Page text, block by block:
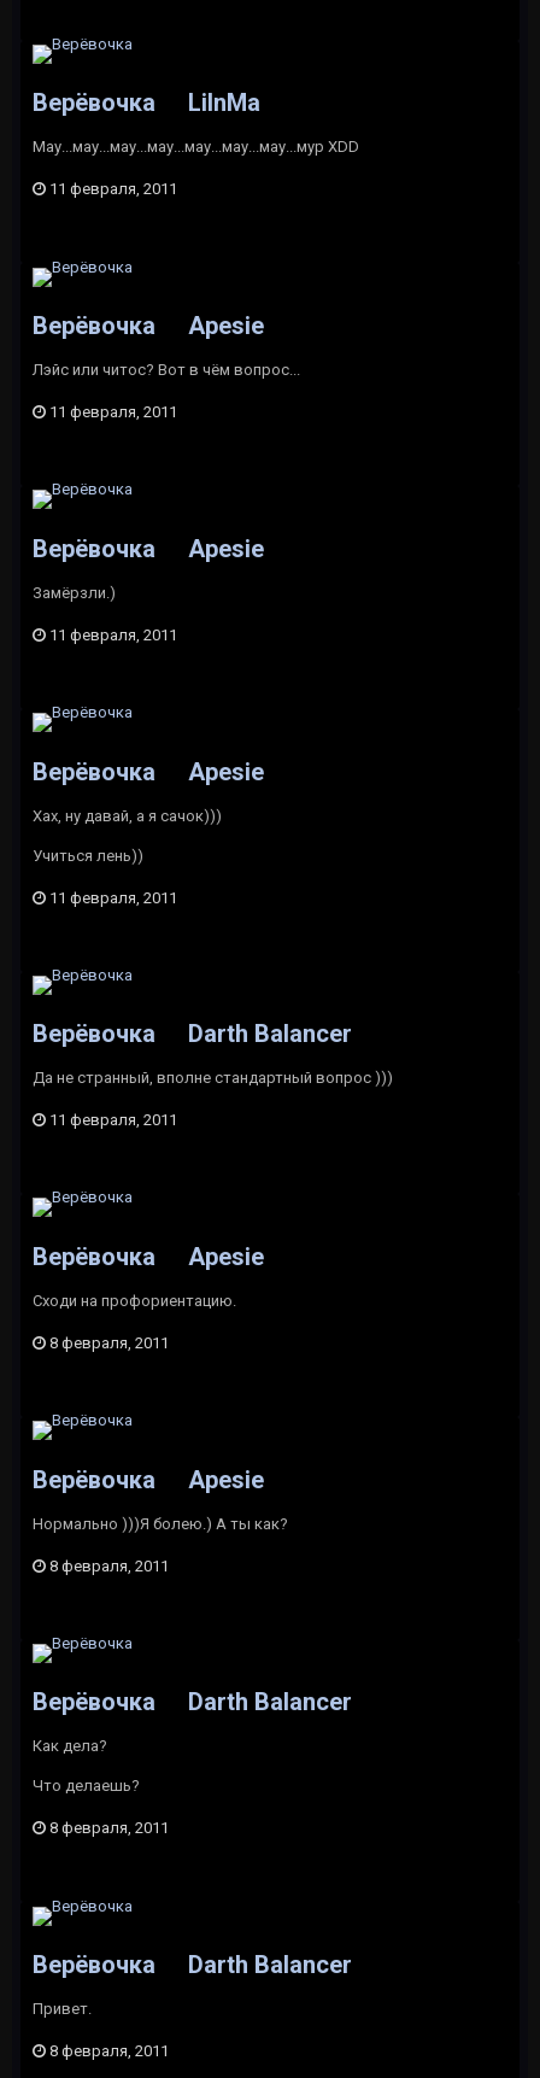
Верёвочка LiInMa
Мау...мау...мау...мау...мау...мау...мау...мур XDD
11 февраля, 2011
Верёвочка Apesie
Лэйс или читос? Вот в чём вопрос...
11 февраля, 2011
Верёвочка Apesie
Замёрзли.)
11 февраля, 2011
Верёвочка Apesie
Хах, ну давай, а я сачок)))
Учиться лень))
11 февраля, 2011
Верёвочка Darth Balancer
Да не странный, вполне стандартный вопрос )))
11 февраля, 2011
Верёвочка Apesie
Сходи на профориентацию.
8 февраля, 2011
Верёвочка Apesie
Нормально )))Я болею.) А ты как?
8 февраля, 2011
Верёвочка Darth Balancer
Как дела?
Что делаешь?
8 февраля, 2011
Верёвочка Darth Balancer
Привет.
8 февраля, 2011